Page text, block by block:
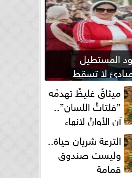
المستطيل
لا تسقط
ميثاقٌ غليظٌ تهدمُه
”فلتاتُ اللسان”..
آن الأوانُ لإنهاءِ
الشفهي!
الترعة شريان حياة..
وليست صندوق
قمامة